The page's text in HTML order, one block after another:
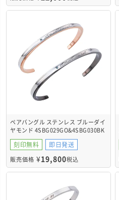
ペアバングル ステンレス ブルーダイ
ヤモンド 4SBG029GO&4SBG030BK
刻印無料 即日発送
販売価格 ¥19,800税込